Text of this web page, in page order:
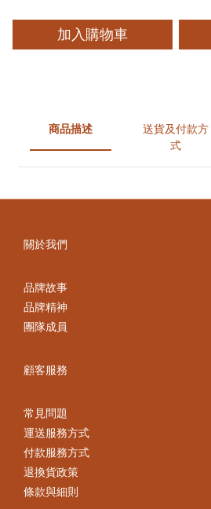
加入購物車
商品描述
送貨及付款方
式
關於我們
品牌故事
品牌精神
團隊成員
顧客服務
常見問題
運送服務方式
付款服務方式
退換貨政策
條款與細則